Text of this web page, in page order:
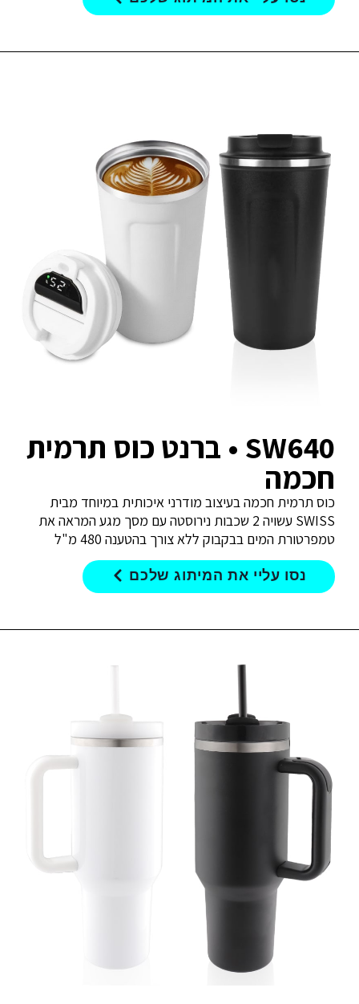
SW640 • ברנט כוס תרמית
חכמה
כוס תרמית חכמה בעיצוב מודרני איכותית במיוחד מבית
SWISS עשויה 2 שכבות נירוסטה עם מסך מגע המראה את
טמפרטורת המים בבקבוק ללא צורך בהטענה 480 מ"ל
נסו עליי את המיתוג שלכם